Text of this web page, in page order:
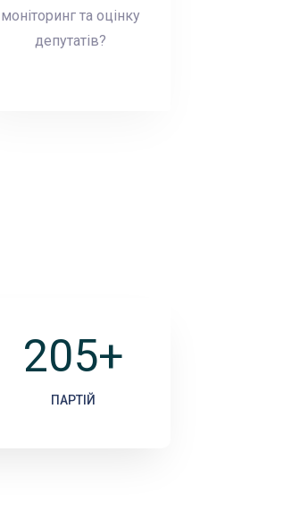
моніторинг та оцінку
депутатів?
285+
ПАРТІЙ